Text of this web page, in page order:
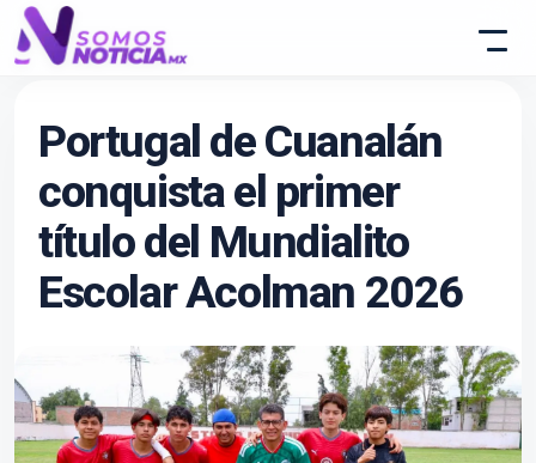
Portugal de Cuanalán
conquista el primer
título del Mundialito
Escolar Acolman 2026